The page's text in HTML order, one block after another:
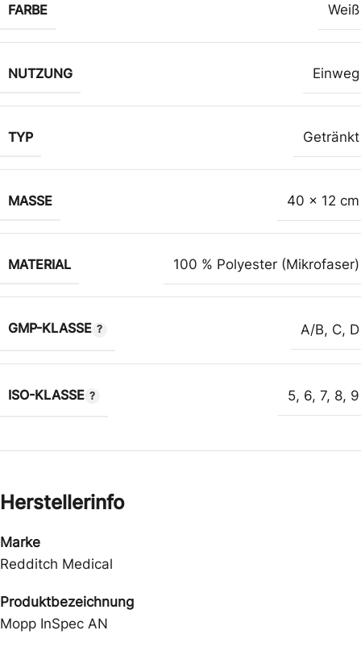
FARBE Weiß
NUTZUNG Einweg
TYP Getränkt
MASSE 40 x 12 cm
MATERIAL 100 % Polyester (Mikrofaser)
GMP-KLASSE A/B, C, D
ISO-KLASSE 5, 6, 7, 8, 9
Herstellerinfo
Marke
Redditch Medical
Produktbezeichnung
Mopp InSpec AN